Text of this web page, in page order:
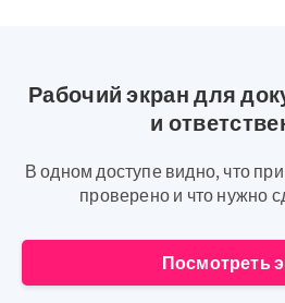
Рабочий экран для
и
В одном доступе видно, что
проверено и что нужно
Посмотреть